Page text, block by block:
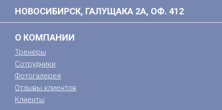
НОВОСИБИРСК, ГАЛУЩАКА 2А, ОФ. 412
О КОМПАНИИ
Тренеры
Сотрудники
Фотогалерея
Отзывы клиентов
Клиенты